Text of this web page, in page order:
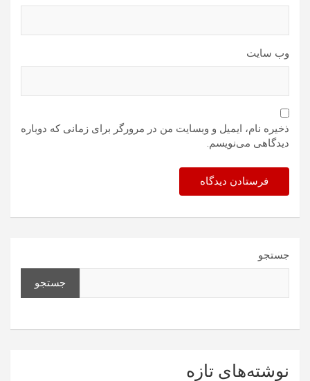
وب‌ سایت
ذخیره نام، ایمیل و وبسایت من در مرورگر برای زمانی که دوباره
دیدگاهی می‌نویسم.
جستجو
جستجو
نوشته‌های تازه